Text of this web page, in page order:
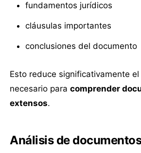
fundamentos jurídicos
cláusulas importantes
conclusiones del documento
Esto reduce significativamente
necesario para comprender
extensos.
Análisis de